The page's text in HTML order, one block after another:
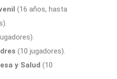
(16 años, hasta
(10 jugadores).
y Salud (10